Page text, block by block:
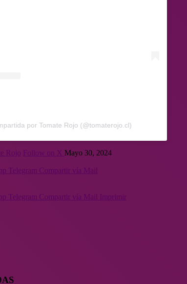
por Tomate Rojo (@tomaterojo.cl)
Rojo Follow on X Mayo 30, 2024
Telegram Compartir vía Mail
Telegram Compartir vía Mail Imprimir